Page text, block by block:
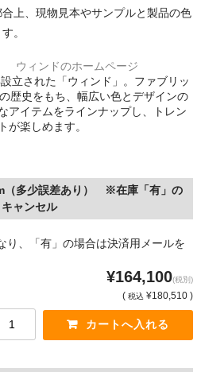
上、現物見本やサンプルと製品の色
。
ウィンドのホームページ
立された「ウィンド」。ファブリッ
歴史をもち、幅広い色とデザインの
アイテムをラインナップし、トレン
が楽しめます。
（多少誤差あり） ※在庫「有」の
ャンセル
り、「有」の場合は決済用メールを
¥164,100(税別)
( 税込 ¥180,510 )